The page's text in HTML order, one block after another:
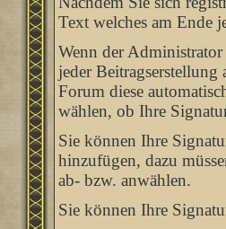
Text welches am Ende
Wenn der
jeder
Forum diese
wählen, ob Ihre
Sie können Ihre
hinzufügen, dazu
ab- bzw. anwählen.
Sie können Ihre